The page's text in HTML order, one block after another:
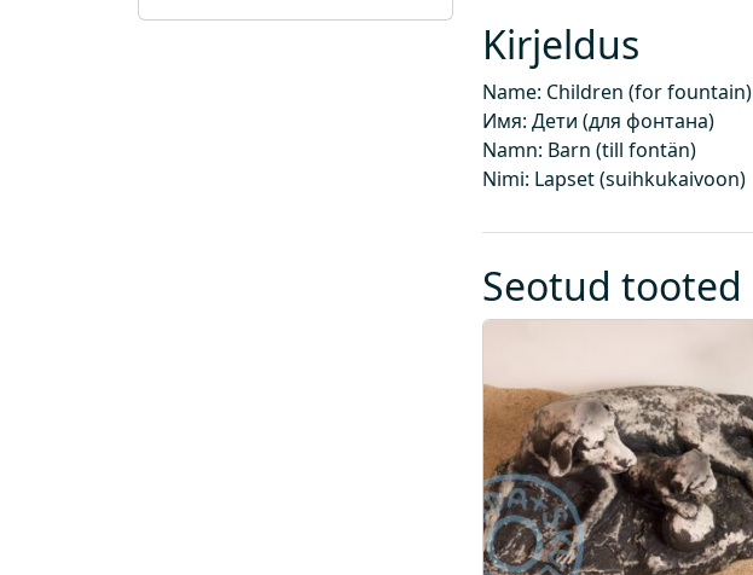
Kirjeldus
Name: Children (for fountain)
Имя: Дети (для фонтана)
Namn: Barn (till fontän)
Nimi: Lapset (suihkukaivoon)
Seotud tooted